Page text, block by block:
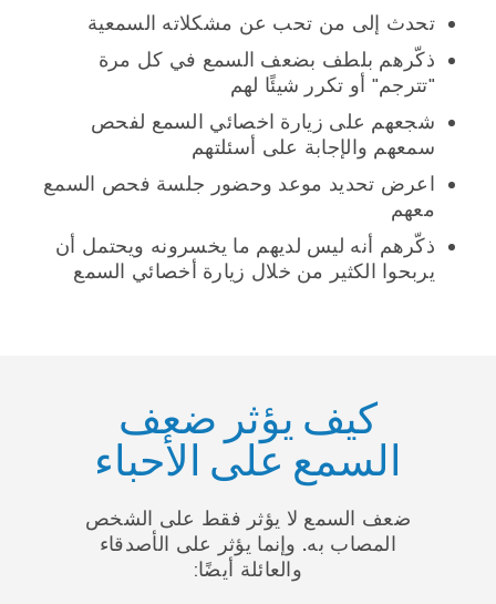
تحدث إلى من تحب عن مشكلاته السمعية
ذكّرهم بلطف بضعف السمع في كل مرة
"تترجم" أو تكرر شيئًا لهم
شجعهم على زيارة اخصائي السمع لفحص
سمعهم والإجابة على أسئلتهم
اعرض تحديد موعد وحضور جلسة فحص السمع
معهم
ذكّرهم أنه ليس لديهم ما يخسرونه ويحتمل أن
يربحوا الكثير من خلال زيارة أخصائي السمع
كيف يؤثر ضعف
السمع على الأحباء
ضعف السمع لا يؤثر فقط على الشخص
المصاب به. وإنما يؤثر على الأصدقاء
والعائلة أيضًا: